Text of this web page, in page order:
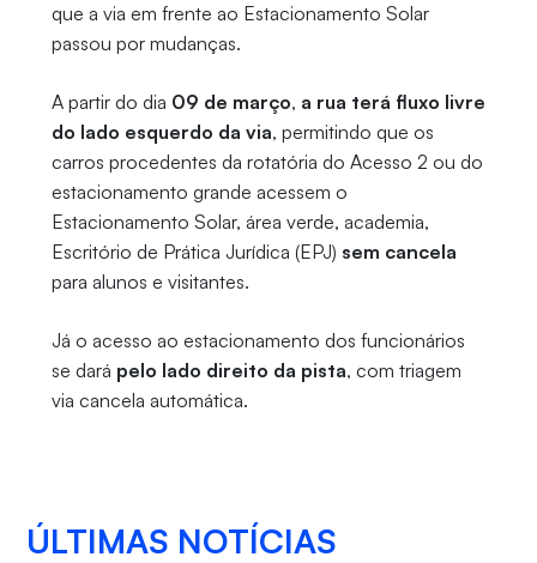
que a via em frente ao Estacionamento Solar
passou por mudanças.
A partir do dia 09 de março, a rua terá fluxo livre
do lado esquerdo da via, permitindo que os
carros procedentes da rotatória do Acesso 2 ou do
estacionamento grande acessem o
Estacionamento Solar, área verde, academia,
Escritório de Prática Jurídica (EPJ) sem cancela
para alunos e visitantes.
Já o acesso ao estacionamento dos funcionários
se dará pelo lado direito da pista, com triagem
via cancela automática.
ÚLTIMAS NOTÍCIAS